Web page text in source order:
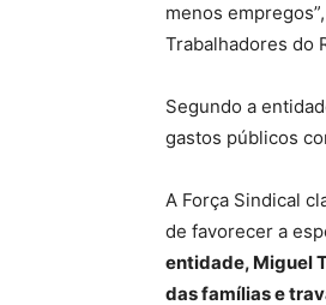
menos
Trabalhadores do
Segundo a
gastos públicos
A Força Sindical
de favorecer a
entidade, Miguel
das famílias e